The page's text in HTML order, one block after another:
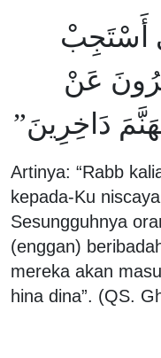
أَسْتَجِبْ
عَنْ
دَاخِرِينَ”
Artinya: “Rabb
kepada-Ku
Sesungguhnya
(enggan)
mereka akan
hina dina”. (QS.